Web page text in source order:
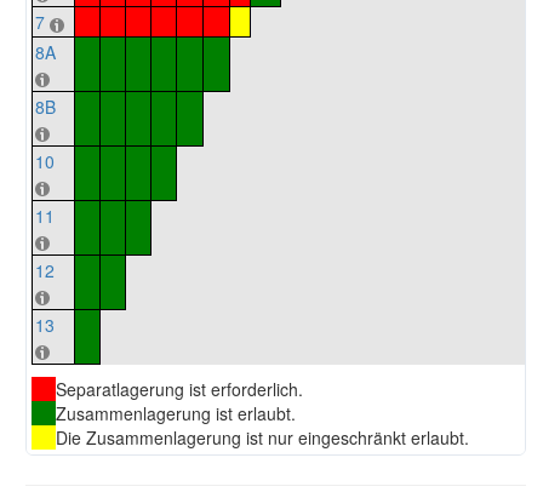
7
8A
8B
10
11
12
13
Separatlagerung ist erforderlich.
Zusammenlagerung ist erlaubt.
Die Zusammenlagerung ist nur eingeschränkt erlaubt.